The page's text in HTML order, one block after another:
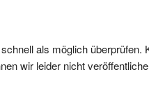
als möglich überprüfen.
wir leider nicht